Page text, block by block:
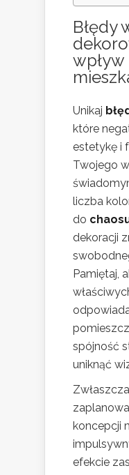
Błędy
Unikaj
które
estetykę i
Twojego
liczba
do
dekoracji
Pamiętaj,
spójność
uniknąć
koncepcji
efekcie